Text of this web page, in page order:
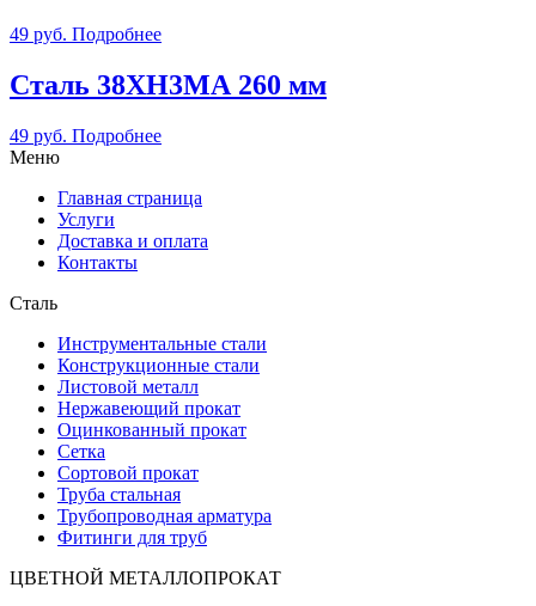
49 руб. Подробнее
Сталь 38ХН3МА 260 мм
49 руб. Подробнее
Меню
Главная страница
Услуги
Доставка и оплата
Контакты
Сталь
Инструментальные стали
Конструкционные стали
Листовой металл
Нержавеющий прокат
Оцинкованный прокат
Сетка
Сортовой прокат
Труба стальная
Трубопроводная арматура
Фитинги для труб
ЦВЕТНОЙ МЕТАЛЛОПРОКАТ